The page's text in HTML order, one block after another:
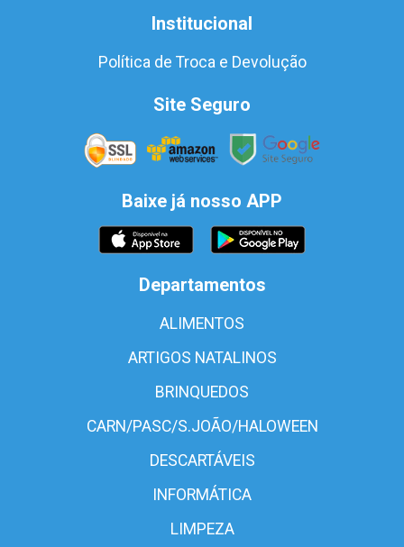
Institucional
Política de Troca e Devolução
Site Seguro
Baixe já nosso APP
Departamentos
ALIMENTOS
ARTIGOS NATALINOS
BRINQUEDOS
CARN/PASC/S.JOÃO/HALOWEEN
DESCARTÁVEIS
INFORMÁTICA
LIMPEZA